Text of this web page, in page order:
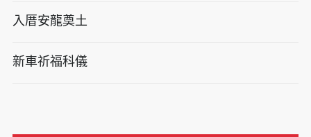
入厝安龍奠土
新車祈福科儀